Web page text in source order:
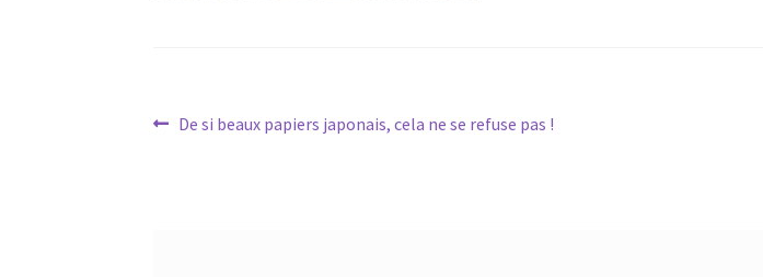
Navigation
Article
De si beaux papiers japonais, cela ne se refuse pas !